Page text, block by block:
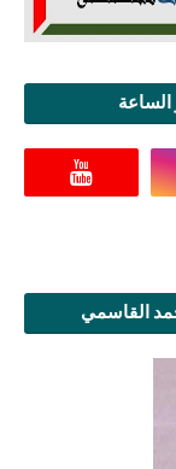
الساعة
القاسمي